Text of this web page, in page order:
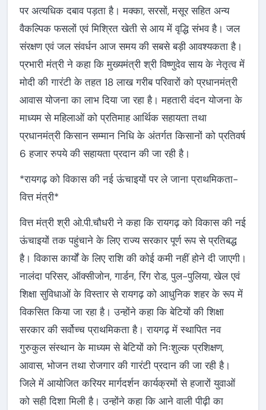
पर अत्यधिक दबाव पड़ता है। मक्का, सरसों, मसूर सहित अन्य
वैकल्पिक फसलों एवं मिश्रित खेती से आय में वृद्धि संभव है। जल
संरक्षण एवं जल संवर्धन आज समय की सबसे बड़ी आवश्यकता है।
प्रभारी मंत्री ने कहा कि मुख्यमंत्री श्री विष्णुदेव साय के नेतृत्व में
मोदी की गारंटी के तहत 18 लाख गरीब परिवारों को प्रधानमंत्री
आवास योजना का लाभ दिया जा रहा है। महतारी वंदन योजना के
माध्यम से महिलाओं को प्रतिमाह आर्थिक सहायता तथा
प्रधानमंत्री किसान सम्मान निधि के अंतर्गत किसानों को प्रतिवर्ष
6 हजार रुपये की सहायता प्रदान की जा रही है।
*रायगढ़ को विकास की नई ऊंचाइयों पर ले जाना प्राथमिकता-
वित्त मंत्री*
वित्त मंत्री श्री ओ.पी.चौधरी ने कहा कि रायगढ़ को विकास की नई
ऊंचाइयों तक पहुंचाने के लिए राज्य सरकार पूर्ण रूप से प्रतिबद्ध
है। विकास कार्यों के लिए राशि की कोई कमी नहीं होने दी जाएगी।
नालंदा परिसर, ऑक्सीजोन, गार्डन, रिंग रोड, पुल-पुलिया, खेल एवं
शिक्षा सुविधाओं के विस्तार से रायगढ़ को आधुनिक शहर के रूप में
विकसित किया जा रहा है। उन्होंने कहा कि बेटियों की शिक्षा
सरकार की सर्वोच्च प्राथमिकता है। रायगढ़ में स्थापित नव
गुरुकुल संस्थान के माध्यम से बेटियों को निःशुल्क प्रशिक्षण,
आवास, भोजन तथा रोजगार की गारंटी प्रदान की जा रही है।
जिले में आयोजित करियर मार्गदर्शन कार्यक्रमों से हजारों युवाओं
को सही दिशा मिली है। उन्होंने कहा कि आने वाली पीढ़ी का